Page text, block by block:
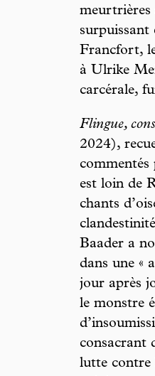
meurtrières
surpuissant
Francfort,
à Ulrike
carcérale,
Flingue,
2024),
commentés
est loin de
chants
Baader a
dans une «
jour après
le monstre
consacrant
lutte contre